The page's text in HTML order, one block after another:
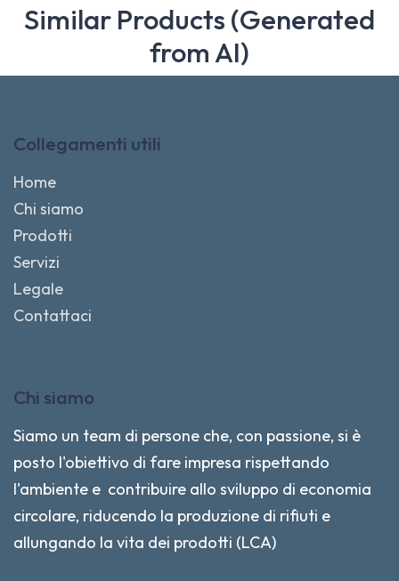
Similar Products (Generated
from AI)
Collegamenti utili
Home
Chi siamo
Prodotti
Servizi
Legale
Contattaci
Chi siamo
Siamo un team di persone che, con passione, si è
posto l'obiettivo di fare impresa rispettando
l'ambiente e contribuire allo sviluppo di economia
circolare, riducendo la produzione di rifiuti e
allungando la vita dei prodotti (LCA)